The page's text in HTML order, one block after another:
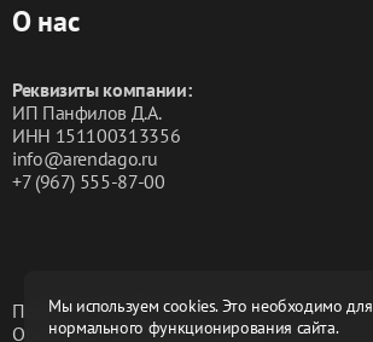
Мы используем cookies. Это необходимо для
нормального функционирования сайта.
О нас
Реквизиты компании:
ИП Панфилов Д.А.
ИНН 151100313356
info@arendago.ru
+7 (967) 555-87-00
Политика конфиденциальности
Обработка персональных данных